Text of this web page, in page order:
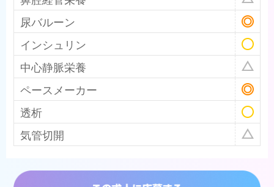
尿バルーン
インシュリン
中心静脈栄養
ペースメーカー
透析
気管切開